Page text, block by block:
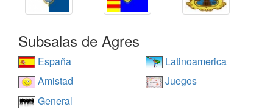
Subsalas de Agres
España
Latinoamerica
Amistad
Juegos
General